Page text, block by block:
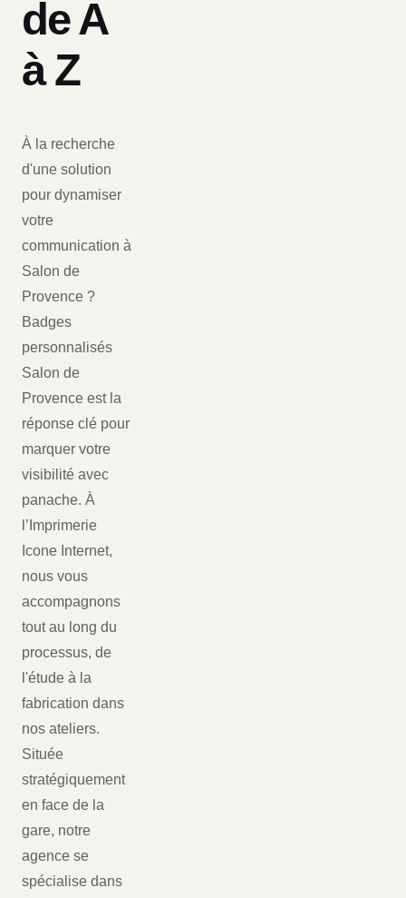
de A
à Z
À la recherche
d'une solution
pour dynamiser
votre
communication à
Salon de
Provence ?
Badges
personnalisés
Salon de
Provence est la
réponse clé pour
marquer votre
visibilité avec
panache. À
l’Imprimerie
Icone Internet,
nous vous
accompagnons
tout au long du
processus, de
l'étude à la
fabrication dans
nos ateliers.
Située
stratégiquement
en face de la
gare, notre
agence se
spécialise dans